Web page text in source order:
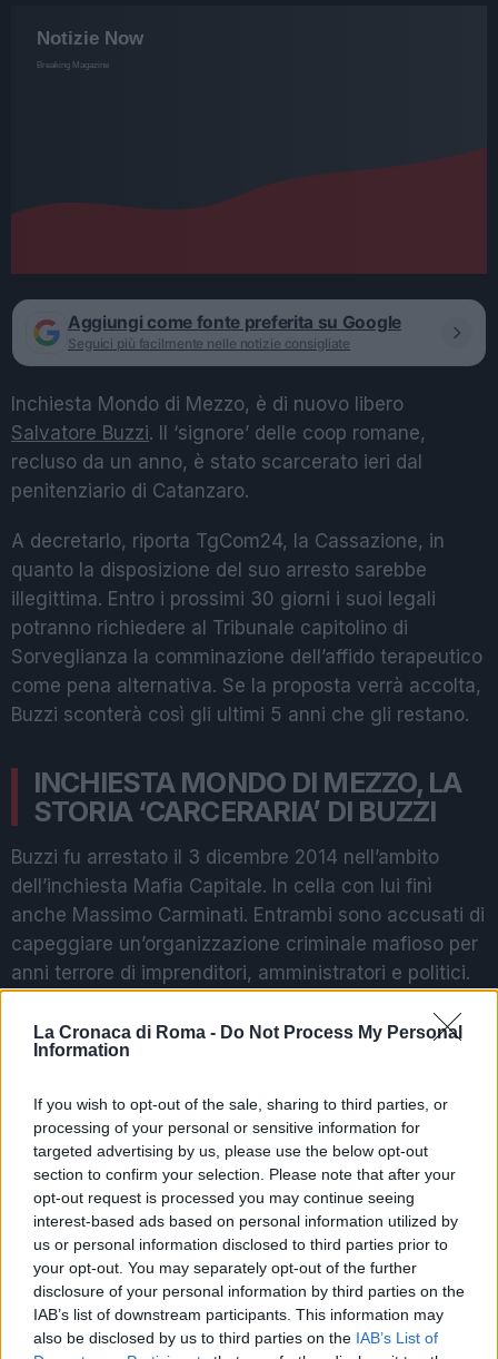
La Cronaca di Roma - Do Not Process My Personal
Information
If you wish to opt-out of the sale, sharing to third parties, or
processing of your personal or sensitive information for
targeted advertising by us, please use the below opt-out
section to confirm your selection. Please note that after your
opt-out request is processed you may continue seeing
interest-based ads based on personal information utilized by
us or personal information disclosed to third parties prior to
your opt-out. You may separately opt-out of the further
disclosure of your personal information by third parties on the
IAB’s list of downstream participants. This information may
also be disclosed by us to third parties on the IAB’s List of
Aggiungi come fonte preferita su Google
Seguici più facilmente nelle notizie consigliate
Inchiesta Mondo di Mezzo, è di nuovo libero
Salvatore Buzzi. Il ‘signore’ delle coop romane,
recluso da un anno, è stato scarcerato ieri dal
penitenziario di Catanzaro.
A decretarlo, riporta TgCom24, la Cassazione, in
quanto la disposizione del suo arresto sarebbe
illegittima. Entro i prossimi 30 giorni i suoi legali
potranno richiedere al Tribunale capitolino di
Sorveglianza la comminazione dell’affido terapeutico
come pena alternativa. Se la proposta verrà accolta,
Buzzi sconterà così gli ultimi 5 anni che gli restano.
INCHIESTA MONDO DI MEZZO, LA
STORIA ‘CARCERARIA’ DI BUZZI
Buzzi fu arrestato il 3 dicembre 2014 nell’ambito
dell’inchiesta Mafia Capitale. In cella con lui finì
anche Massimo Carminati. Entrambi sono accusati di
capeggiare un’organizzazione criminale mafioso per
anni terrore di imprenditori, amministratori e politici.
si ridusse in Appello a 18 e 8 mesi.
POTREBBE INTERESSARTI
MONDO DI MEZZO – 6 anni in
appello per Gianni Alemanno
6 anni fa
ROMA MONDO DI MEZZO
Salvatore Buzzi ai domiciliari
7 anni fa